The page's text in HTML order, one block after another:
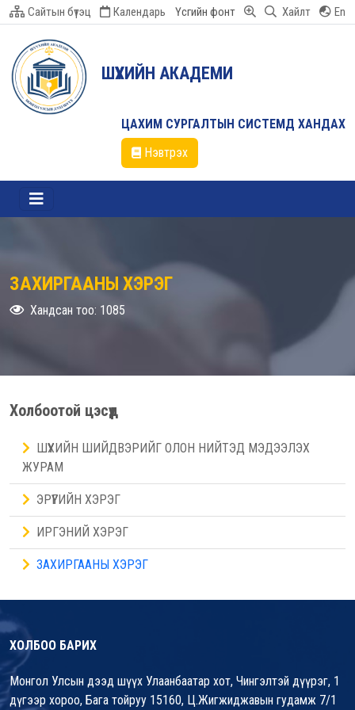
Сайтын бүтэц Календарь Үсгийн фонт Хайлт En
ШҮҮХИЙН АКАДЕМИ
ЦАХИМ СУРГАЛТЫН СИСТЕМД ХАНДАХ
Нэвтрэх
ЗАХИРГААНЫ ХЭРЭГ
Хандсан тоо: 1085
Холбоотой цэсүүд
ШҮҮХИЙН ШИЙДВЭРИЙГ ОЛОН НИЙТЭД МЭДЭЭЛЭХ
ЖУРАМ
ЭРҮҮГИЙН ХЭРЭГ
ИРГЭНИЙ ХЭРЭГ
ЗАХИРГААНЫ ХЭРЭГ
ХОЛБОО БАРИХ
Монгол Улсын дээд шүүх Улаанбаатар хот, Чингэлтэй дүүрэг, 1
дүгээр хороо, Бага тойруу 15160, Ц.Жигжиджавын гудамж 7/1